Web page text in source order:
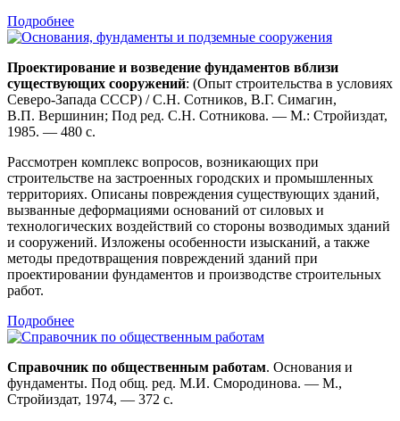
Подробнее
Проектирование и возведение фундаментов вблизи
существующих сооружений: (Опыт строительства в условиях
Северо-Запада СССР) / С.Н. Сотников, В.Г. Симагин,
В.П. Вершинин; Под ред. С.Н. Сотникова. — М.: Стройиздат,
1985. — 480 с.
Рассмотрен комплекс вопросов, возникающих при
строительстве на застроенных городских и промышленных
территориях. Описаны повреждения существующих зданий,
вызванные деформациями оснований от силовых и
технологических воздействий со стороны возводимых зданий
и сооружений. Изложены особенности изысканий, а также
методы предотвращения повреждений зданий при
проектировании фундаментов и производстве строительных
работ.
Подробнее
Справочник по общественным работам. Основания и
фундаменты. Под общ. ред. М.И. Смородинова. — М.,
Стройиздат, 1974, — 372 с.